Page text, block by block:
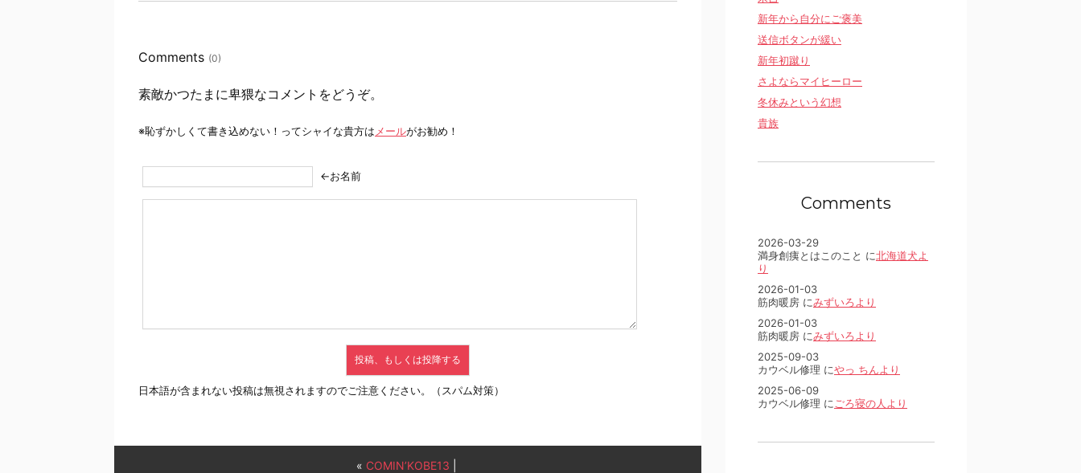
Comments (0)
素敵かつたまに卑猥なコメントをどうぞ。
※恥ずかしくて書き込めない！ってシャイな貴方は メールがお勧め！
←お名前
日本語が含まれない投稿は無視されますのでご注意ください。（スパム対策）
« COMIN’KOBE13
新年から自分にご褒美
送信ボタンが緩い
新年初蹴り
さよならマイヒーロー
冬休みという幻想
貴族
Comments
2026-03-29
満身創痍とはこのこと に北海道犬よ
り
2026-01-03
筋肉暖房 にみずいろより
2026-01-03
筋肉暖房 にみずいろより
2025-09-03
カウベル修理 にやっ ちんより
2025-06-09
カウベル修理 に ごろ寝の人より